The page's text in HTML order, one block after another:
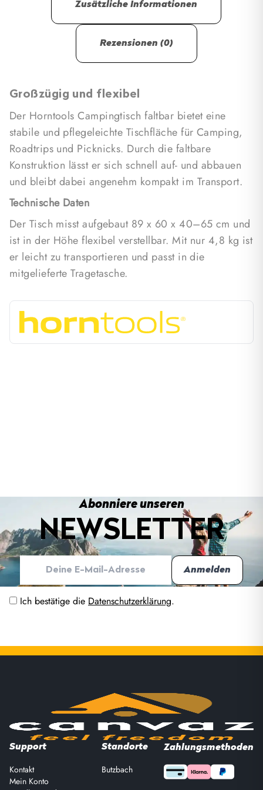
er leicht zu transportieren und passt in die
mitgelieferte Tragetasche.
Zusätzliche Informationen
Rezensionen (0)
Großzügig und flexibel
Der Horntools Campingtisch faltbar bietet eine
stabile und pflegeleichte Tischfläche für Camping,
Roadtrips und Picknicks. Durch die faltbare
Konstruktion lässt er sich schnell auf- und abbauen
und bleibt dabei angenehm kompakt im Transport.
Technische Daten
Der Tisch misst aufgebaut 89 x 60 x 40–65 cm und
ist in der Höhe flexibel verstellbar. Mit nur 4,8 kg ist
er leicht zu transportieren und passt in die
mitgelieferte Tragetasche.
Abonniere unseren
NEWSLETTER
Ich bestätige die Datenschutzerklärung.
Support
Kontakt
Mein Konto
Standorte
Butzbach
Zahlungsmethoden